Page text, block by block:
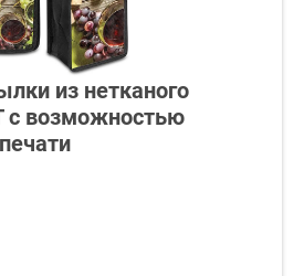
из нетканого
с возможностью